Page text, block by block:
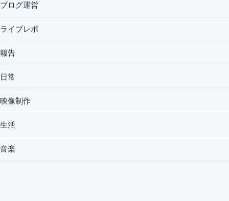
ブログ運営
ライブレポ
報告
日常
映像制作
生活
音楽